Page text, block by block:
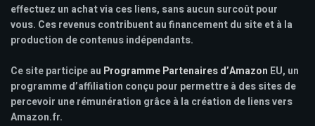
effectuez un achat via ces liens, sans aucun surcoût pour
vous. Ces revenus contribuent au financement du site et à la
production de contenus indépendants.
Ce site participe au Programme Partenaires d’Amazon EU, un
programme d’affiliation conçu pour permettre à des sites de
percevoir une rémunération grâce à la création de liens vers
Amazon.fr.